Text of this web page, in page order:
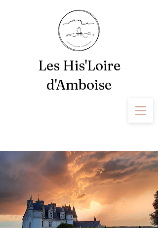
Les His'Loire
d'Amboise